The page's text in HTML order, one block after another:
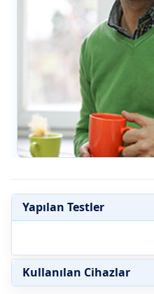
Yapılan Testler
Kullanılan Cihazlar